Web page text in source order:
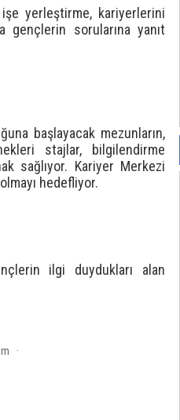
yerleştirme, kariyerlerini
gençlerin sorularına yanıt
başlayacak mezunların,
stajlar, bilgilendirme
sağlıyor. Kariyer Merkezi
hedefliyor.
ilgi duydukları alan
·